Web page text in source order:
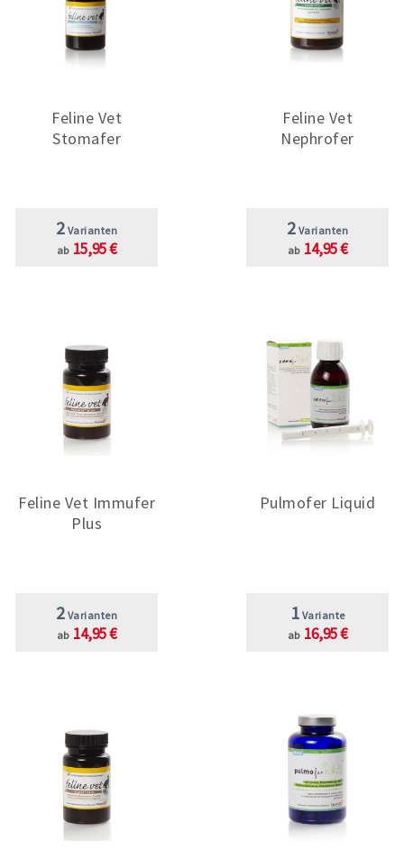
Feline Vet
Stomafer
2 Varianten
ab 15,95 €
Feline Vet
Nephrofer
2 Varianten
ab 14,95 €
Feline Vet Immufer
Plus
2 Varianten
ab 14,95 €
Pulmofer Liquid
1 Variante
ab 16,95 €